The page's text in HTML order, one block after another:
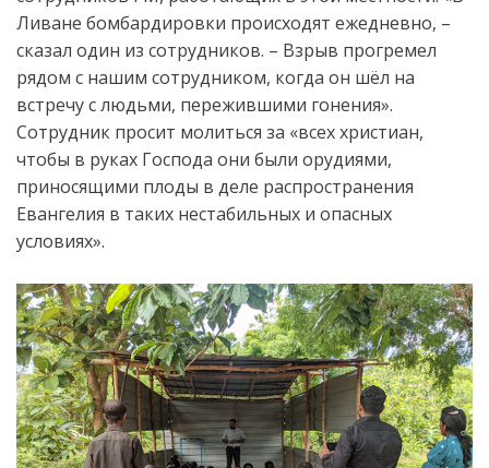
Ливане бомбардировки происходят ежедневно, –
сказал один из сотрудников. – Взрыв прогремел
рядом с нашим сотрудником, когда он шёл на
встречу с людьми, пережившими гонения».
Сотрудник просит молиться за «всех христиан,
чтобы в руках Господа они были орудиями,
приносящими плоды в деле распространения
Евангелия в таких нестабильных и опасных
условиях».